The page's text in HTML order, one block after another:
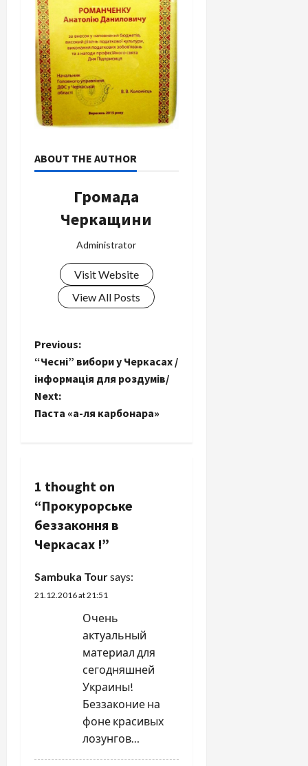
ABOUT THE AUTHOR
Громада
Черкащини
Administrator
Visit Website
View All Posts
P
o
s
a
v
i
g
Previous:
“Чесні” вибори у Черкасах /
інформація для роздумів/
Next:
Паста «а-ля карбонара»
1 thought on
“Прокурорське
беззаконня в
Черкасах !”
Sambuka Toursays:
21.12.2016 at 21:51
Очень
актуальный
материал для
сегодняшней
Украины!
Беззаконие на
фоне красивых
лозунгов…